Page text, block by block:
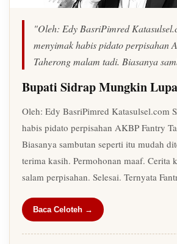
"Oleh: Edy BasriPimred
menyimak habis pidato perpisahan
Taherong malam tadi. Biasanya
Bupati Sidrap Mungkin Lupa
Oleh: Edy BasriPimred Katasulsel.com
habis pidato perpisahan AKBP Fantry
Biasanya sambutan seperti itu mudah
terima kasih. Permohonan maaf. Cerita
salam perpisahan. Selesai. Ternyata
Baca Celoteh →